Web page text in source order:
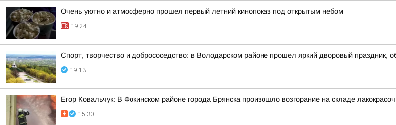
Очень уютно и атмосферно прошел первый летний кинопоказ под открытым небом
19:24
Спорт, творчество и добрососедство: в Володарском районе прошел яркий дворовый праздник,
19:13
Егор Ковальчук: В Фокинском районе города Брянска произошло возгорание на складе
15:30